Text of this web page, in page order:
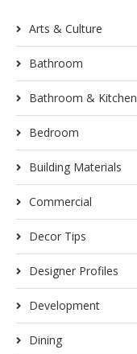
Arts & Culture
Bathroom
Bathroom & Kitchen
Bedroom
Building Materials
Commercial
Decor Tips
Designer Profiles
Development
Dining